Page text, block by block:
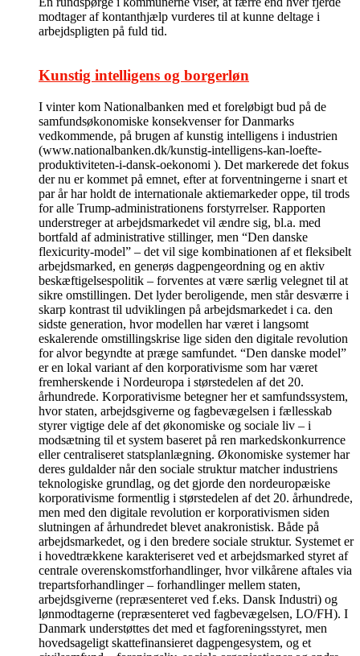
modtager af kontanthjælp vurderes til at kunne deltage i
arbejdspligten på fuld tid.
Kunstig intelligens og borgerløn
I vinter kom Nationalbanken med et foreløbigt bud på de
samfundsøkonomiske konsekvenser for Danmarks
vedkommende, på brugen af kunstig intelligens i industrien
(www.nationalbanken.dk/kunstig-intelligens-kan-loefte-
produktiviteten-i-dansk-oekonomi ). Det markerede det fokus
der nu er kommet på emnet, efter at forventningerne i snart et
par år har holdt de internationale aktiemarkeder oppe, til trods
for alle Trump-administrationens forstyrrelser. Rapporten
understreger at arbejdsmarkedet vil ændre sig, bl.a. med
bortfald af administrative stillinger, men “Den danske
flexicurity-model” – det vil sige kombinationen af et fleksibelt
arbejdsmarked, en generøs dagpengeordning og en aktiv
beskæftigelsespolitik – forventes at være særlig velegnet til at
sikre omstillingen. Det lyder beroligende, men står desværre i
skarp kontrast til udviklingen på arbejdsmarkedet i ca. den
sidste generation, hvor modellen har været i langsomt
eskalerende omstillingskrise lige siden den digitale revolution
for alvor begyndte at præge samfundet. “Den danske model”
er en lokal variant af den korporativisme som har været
fremherskende i Nordeuropa i størstedelen af det 20.
århundrede. Korporativisme betegner her et samfundssystem,
hvor staten, arbejdsgiverne og fagbevægelsen i fællesskab
styrer vigtige dele af det økonomiske og sociale liv – i
modsætning til et system baseret på ren markedskonkurrence
eller centraliseret statsplanlægning. Økonomiske systemer har
deres guldalder når den sociale struktur matcher industriens
teknologiske grundlag, og det gjorde den nordeuropæiske
korporativisme formentlig i størstedelen af det 20. århundrede,
men med den digitale revolution er korporativismen siden
slutningen af århundredet blevet anakronistisk. Både på
arbejdsmarkedet, og i den bredere sociale struktur. Systemet er
i hovedtrækkene karakteriseret ved et arbejdsmarked styret af
centrale overenskomstforhandlinger, hvor vilkårene aftales via
trepartsforhandlinger – forhandlinger mellem staten,
arbejdsgiverne (repræsenteret ved f.eks. Dansk Industri) og
lønmodtagerne (repræsenteret ved fagbevægelsen, LO/FH). I
Danmark understøttes det med et fagforeningsstyret, men
hovedsageligt skattefinansieret dagpengesystem, og et